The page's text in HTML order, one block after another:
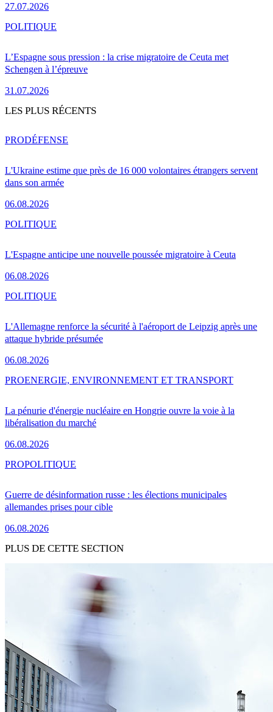
27.07.2026
L’Espagne sous pression : la crise migratoire de Ceuta met
Schengen à l’épreuve
31.07.2026
POLITIQUE
LES PLUS RÉCENTS
L'Ukraine estime que près de 16 000 volontaires étrangers servent
dans son armée
06.08.2026
PRODÉFENSE
L'Espagne anticipe une nouvelle poussée migratoire à Ceuta
06.08.2026
POLITIQUE
L'Allemagne renforce la sécurité à l'aéroport de Leipzig après une
attaque hybride présumée
06.08.2026
POLITIQUE
La pénurie d'énergie nucléaire en Hongrie ouvre la voie à la
libéralisation du marché
06.08.2026
PROENERGIE, ENVIRONNEMENT ET TRANSPORT
Guerre de désinformation russe : les élections municipales
allemandes prises pour cible
06.08.2026
PROPOLITIQUE
PLUS DE CETTE SECTION